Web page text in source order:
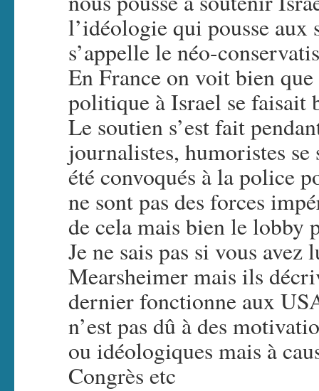
l’idéologie qui pousse aux
s’appelle le néo-
En France on voit bien
politique à Israel se faisait
Le soutien s’est fait
journalistes, humoristes
été convoqués à la police
ne sont pas des forces
de cela mais bien le
Je ne sais pas si vous
Mearsheimer mais ils
dernier fonctionne aux
n’est pas dû à des
ou idéologiques mais à
Congrès etc